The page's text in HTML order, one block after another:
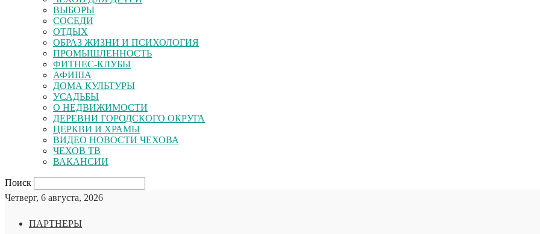
ВЫБОРЫ
СОСЕДИ
ОТДЫХ
ОБРАЗ ЖИЗНИ И ПСИХОЛОГИЯ
ПРОМЫШЛЕННОСТЬ
ФИТНЕС-КЛУБЫ
АФИША
ДОМА КУЛЬТУРЫ
УСАДЬБЫ
О НЕДВИЖИМОСТИ
ДЕРЕВНИ ГОРОДСКОГО ОКРУГА
ЦЕРКВИ И ХРАМЫ
ВИДЕО НОВОСТИ ЧЕХОВА
ЧЕХОВ ТВ
ВАКАНСИИ
Поиск
Четверг, 6 августа, 2026
ПАРТНЕРЫ